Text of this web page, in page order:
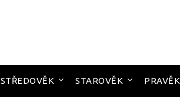
STŘEDOVĚK STAROVĚK PRAVĚK